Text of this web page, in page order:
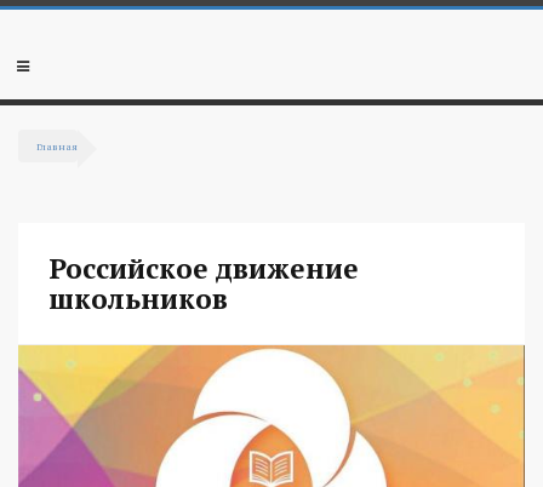
Перейти к основному содержанию
Мобильное
Главная
Российское движение
школьников